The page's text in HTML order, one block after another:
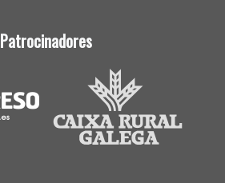
Patrocinadores